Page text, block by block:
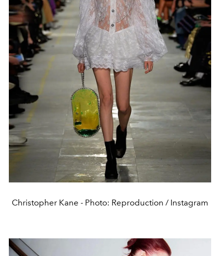
Christopher Kane - Photo: Reproduction / Instagram